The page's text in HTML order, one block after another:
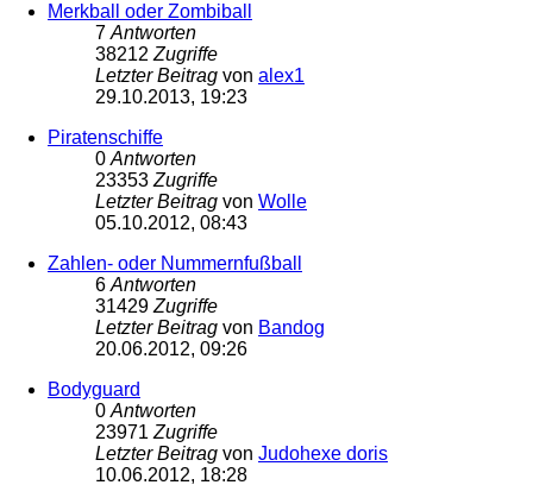
Merkball oder Zombiball
7 Antworten
38212 Zugriffe
Letzter Beitrag von alex1
29.10.2013, 19:23
Piratenschiffe
0 Antworten
23353 Zugriffe
Letzter Beitrag von Wolle
05.10.2012, 08:43
Zahlen- oder Nummernfußball
6 Antworten
31429 Zugriffe
Letzter Beitrag von Bandog
20.06.2012, 09:26
Bodyguard
0 Antworten
23971 Zugriffe
Letzter Beitrag von Judohexe doris
10.06.2012, 18:28